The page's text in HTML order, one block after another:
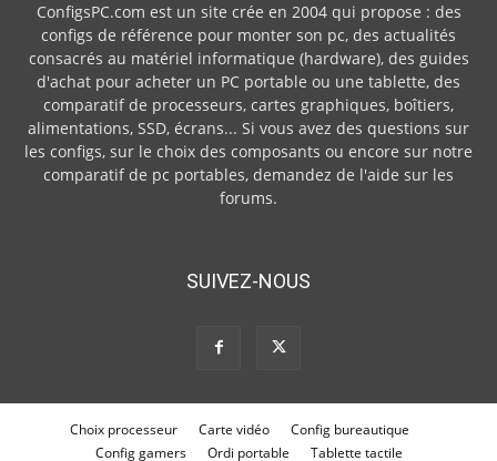
ConfigsPC.com est un site crée en 2004 qui propose : des
configs de référence pour monter son pc, des actualités
consacrés au matériel informatique (hardware), des guides
d'achat pour acheter un PC portable ou une tablette, des
comparatif de processeurs, cartes graphiques, boîtiers,
alimentations, SSD, écrans... Si vous avez des questions sur
les configs, sur le choix des composants ou encore sur notre
comparatif de pc portables, demandez de l'aide sur les
forums.
SUIVEZ-NOUS
Choix processeur Carte vidéo
Config bureautique
Config gamers
Ordi portable Tablette tactile